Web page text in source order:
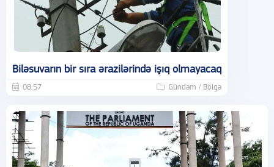
Biləsuvarın bir sıra ərazilərində işıq olmayacaq
08:57 Gündəm / Bölgə